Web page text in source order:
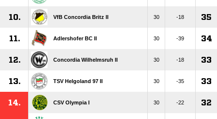
10. VfB Concordia Britz II 30 -18 35
11. Adlershofer BC II 30 -39 34
12. Concordia Wilhelmsruh II 30 -18 33
13. TSV Helgoland 97 II 30 -35 33
14. CSV Olympia I 30 -22 32